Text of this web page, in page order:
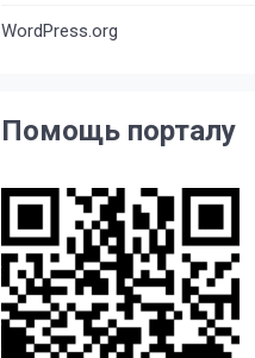
WordPress.org
Помощь порталу